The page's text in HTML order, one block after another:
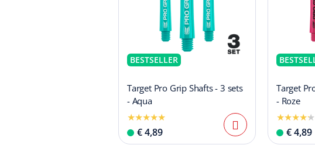
BESTSELLER
Target Pro Grip Shafts - 3 sets
- Aqua
€ 4,89
Target
- Roze
€ 4,89